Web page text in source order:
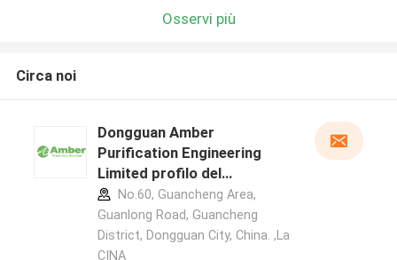
Osservi più
Circa noi
Dongguan Amber
Purification Engineering
Limited profilo del
produttore
No.60, Guancheng Area,
Guanlong Road, Guancheng
District, Dongguan City, China. ,La
CINA